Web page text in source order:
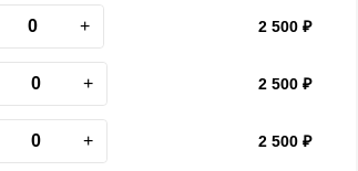
+ 2 500 ₽
+ 2 500 ₽
+ 2 500 ₽